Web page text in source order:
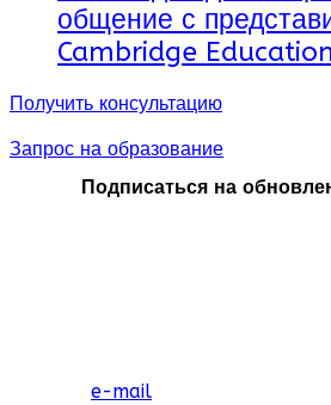
общение с
Cambridge
Получить консультацию
Запрос на образование
Подписаться на
e-mail